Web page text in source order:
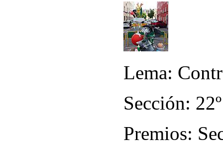
Lema:
Sección: 22º
Premios: